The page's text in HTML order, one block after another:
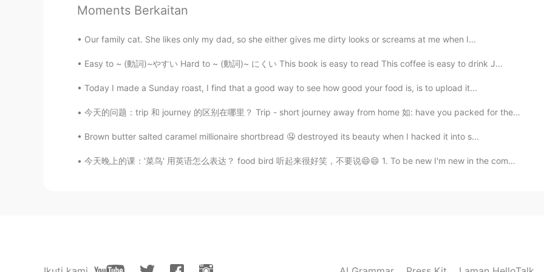
Moments Berkaitan
Our family cat. She likes only my dad, so she either gives me dirty looks or screams at me when I...
Easy to ~ (動詞)~やすい Hard to ~ (動詞)~ にくい This book is easy to read This coffee is easy to drink J...
Today I made a Sunday roast, I find that a good way to see how good your food is, is to upload it...
今天的问题：trip 和 journey 的区别在哪里？ Trip - short journey away from home 如: have you packed for the tr...
Brown butter salted caramel millionaire shortbread 🤤 destroyed its beauty when I hacked it into s...
今天晚上的课：'菜鸟' 用英语怎么表达？ food bird 听起来很好笑，不要说😄😄 1. To be new I'm new in the company. 2. Newbie I'm...